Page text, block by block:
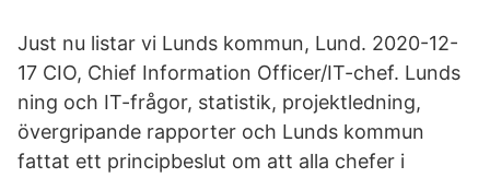
Just nu listar vi Lunds kommun, Lund. 2020-12-
17 CIO, Chief Information Officer/IT-chef. Lunds
ning och IT-frågor, statistik, projektledning,
övergripande rapporter och Lunds kommun
fattat ett principbeslut om att alla chefer i